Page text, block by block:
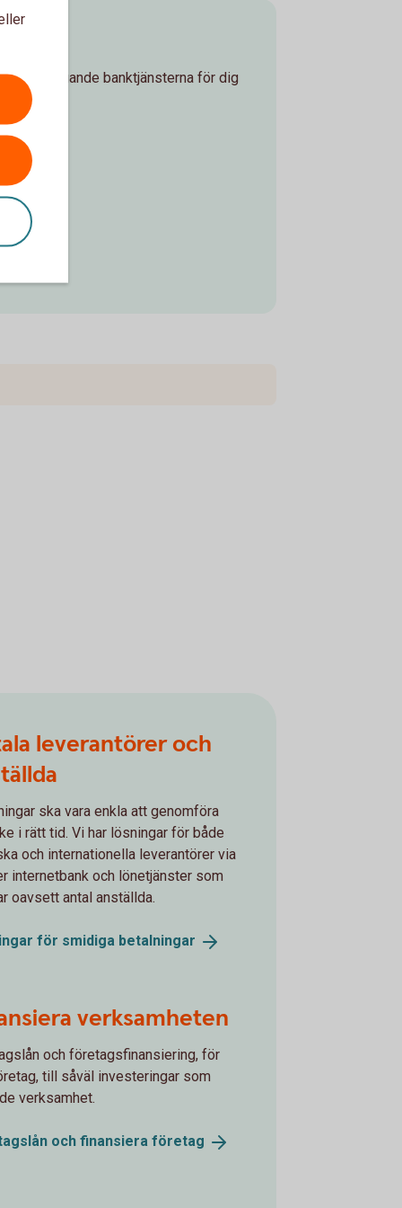
banktjänsterna för dig
leverantörer och
ska vara enkla att genomföra
i rätt tid. Vi har lösningar för både
och internationella leverantörer via
internetbank och lönetjänster som
oavsett antal anställda.
för smidiga betalningar
verksamheten
och företagsfinansiering, för
till såväl investeringar som
verksamhet.
och finansieraföretag